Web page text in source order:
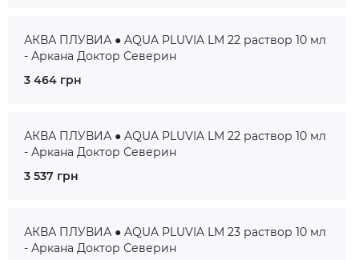
АКВА ПЛУВИА ● AQUA PLUVIA LM 22 раствор 10 мл
- Аркана Доктор Северин
3 464 грн
АКВА ПЛУВИА ● AQUA PLUVIA LM 22 раствор 10 мл
- Аркана Доктор Северин
3 537 грн
АКВА ПЛУВИА ● AQUA PLUVIA LM 23 раствор 10 мл
- Аркана Доктор Северин